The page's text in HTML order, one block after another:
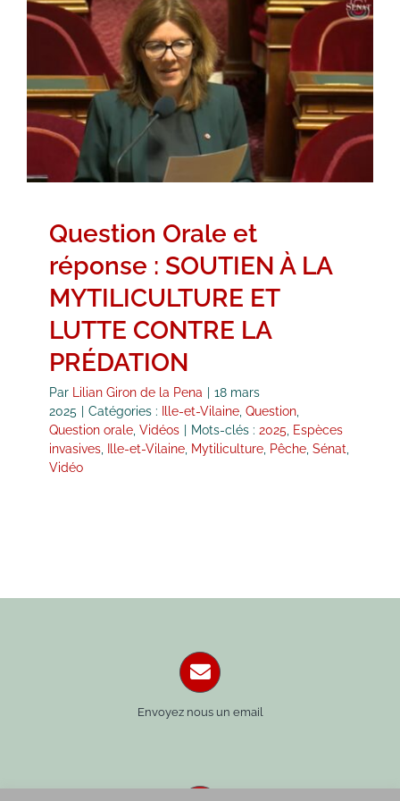
Question Orale et réponse :
SOUTIEN À LA MYTILICULTURE ET
LUTTE CONTRE LA PRÉDATION
Ille-et-Vilaine Question Question orale Vidéos
Question Orale et
réponse : SOUTIEN À LA
MYTILICULTURE ET
LUTTE CONTRE LA
PRÉDATION
Par Lilian Giron de la Pena
18 mars
2025
Catégories : Ille-et-Vilaine, Question,
Question orale, Vidéos Mots-clés : 2025, Espèces
invasives, Ille-et-Vilaine, Mytiliculture, Pêche, Sénat,
Vidéo
Envoyez nous un email